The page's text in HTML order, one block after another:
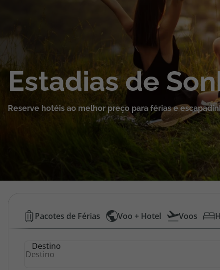
Cruzeiros
Promoções
Área de Cliente
Estadias de
Reserve hotéis ao melhor preço para férias e
Hotéis
Baratos
Pacotes de Férias Voo + Hotel Voos
Destino